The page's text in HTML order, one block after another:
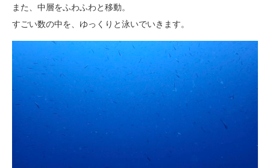
また、中層をふわふわと移動。
すごい数の中を、ゆっくりと泳いでいきます。